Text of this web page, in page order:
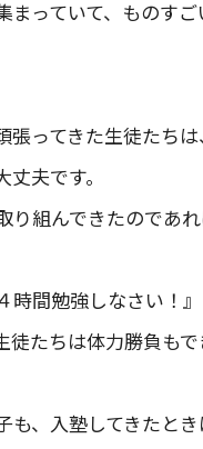
っていて、ものすご
張ってきた生徒たち
夫です。
組んできたのであ
時間勉強しなさい！
たちは体力勝負も
も、入塾してきたと